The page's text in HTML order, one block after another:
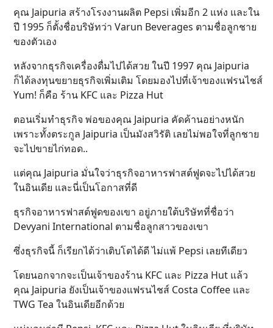
คุณ Jaipuria สร้างโรงงานผลิต Pepsi เพิ่มอีก 2 แห่ง และใน
ปี 1995 ก็ตั้งชื่อบริษัทว่า Varun Beverages ตามชื่อลูกชาย
ของตัวเอง
หลังจากธุรกิจเครื่องดื่มไปได้สวย ในปี 1997 คุณ Jaipuria
ก็ได้ลงทุนขยายธุรกิจเพิ่มเติม โดยมองไปที่เจ้าของแฟรนไชส์
Yum! ก็คือ ร้าน KFC และ Pizza Hut
ตอนเริ่มทำธุรกิจ พ่อของคุณ Jaipuria คัดค้านอย่างหนัก
เพราะทั้งตระกูล Jaipuria เป็นมังสวิรัติ เลยไม่พอใจที่ลูกชาย
จะไปขายไก่ทอด..
แต่คุณ Jaipuria มั่นใจว่าธุรกิจอาหารฟาสต์ฟูดจะไปได้สวย
ในอินเดีย และนี่เป็นโอกาสที่ดี
ธุรกิจอาหารฟาสต์ฟูดของเขา อยู่ภายใต้บริษัทที่ชื่อว่า
Devyani International ตามชื่อลูกสาวของเขา
ซึ่งธุรกิจนี้ ก็เรียกได้ว่าเติบโตได้ดี ไม่แพ้ Pepsi เลยทีเดียว
โดยนอกจากจะเป็นเจ้าของร้าน KFC และ Pizza Hut แล้ว
คุณ Jaipuria ยังเป็นเจ้าของแฟรนไชส์ Costa Coffee และ
TWG Tea ในอินเดียอีกด้วย